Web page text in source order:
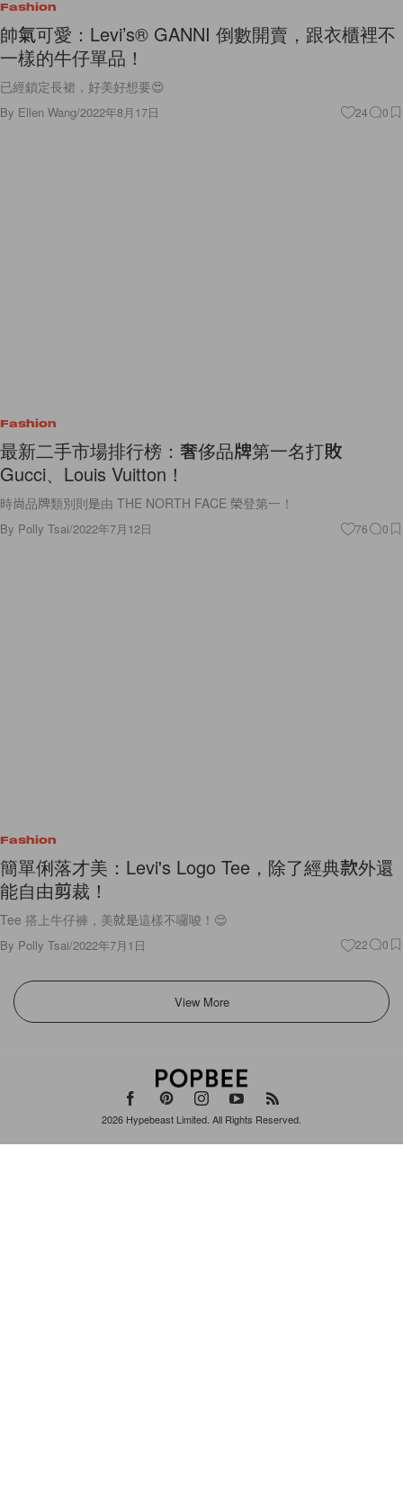
Fashion
帥氣可愛：Levi’s® GANNI 倒數開賣，跟衣櫃裡不
一樣的牛仔單品！
已經鎖定長裙，好美好想要😍
By Ellen Wang/2022年8月17日 24 0
Fashion
最新二手市場排行榜：奢侈品牌第一名打敗
Gucci、Louis Vuitton！
時尚品牌類別則是由 THE NORTH FACE 榮登第一！
By Polly Tsai/2022年7月12日 76 0
Fashion
簡單俐落才美：Levi's Logo Tee，除了經典款外還
能自由剪裁！
Tee 搭上牛仔褲，美就是這樣不囉唆！😌
By Polly Tsai/2022年7月1日 22 0
View More
2026 Hypebeast Limited . All Rights Reserved.